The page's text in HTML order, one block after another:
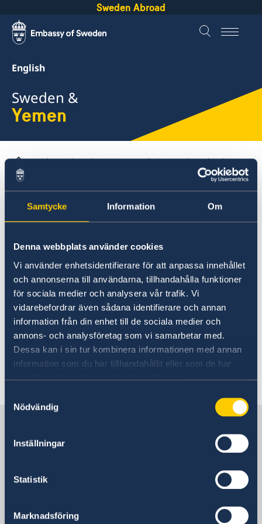
Samtycke Information Om
Denna webbplats använder cookies
Vi använder enhetsidentifierare för att anpassa innehållet
och annonserna till användarna, tillhandahålla funktioner
för sociala medier och analysera vår trafik. Vi
vidarebefordrar även sådana identifierare och annan
information från din enhet till de sociala medier och
annons- och analysföretag som vi samarbetar med.
Dessa kan i sin tur kombinera informationen med annan
information som du har tillhandahållit eller som de har
samlat in när du har använt deras tjänster.
Nödvändig
Inställningar
Statistik
Marknadsföring
Sweden Abroad
English
Sweden &
Yemen
About Sweden Yemen Going to Sweden?
Visit Sweden for more than 90 days
Yemen
Moving to someone in Sweden
Working in Sweden
Studying in Sweden
Visit Sweden for more than 90 days
Processing of personal data
Visit Sweden for more than
90 days
If you want to visit Sweden for more than 90
days, you must apply for a visitor’s permit.
Apply and pay the application fee by using
this e-service
.
Last updated 24 Aug 2025, 11.20 AM